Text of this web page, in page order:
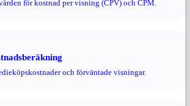
för kostnad per visning (CPV) och CPM.
och förväntade visningar.